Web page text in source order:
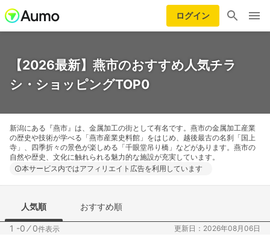
ログイン
【2026最新】燕市のおすすめ人気チラ
シ・ショッピングTOP0
新潟にある『燕市』は、金属加工の街として有名です。燕市の金属加工産業
の歴史や技術が学べる「燕市産業史料館」をはじめ、越後最古の名刹「国上
寺」、四季折々の景色が楽しめる「千眼堂吊り橋」などがあります。燕市の
自然や歴史、文化に触れられる魅力的な施設が充実しています。
本サービス内ではアフィリエイト広告を利用しています
人気順 おすすめ順
1 -0 ⁄0件表示 更新日：2026年08月06日